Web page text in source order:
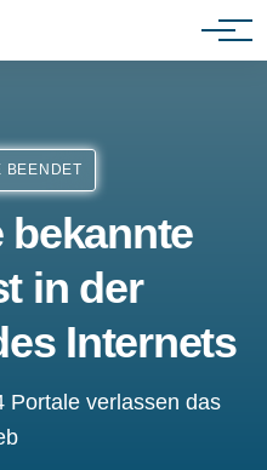
BEENDET
bekannte
in der
Internets
Portale verlassen das